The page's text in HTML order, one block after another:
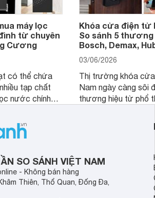
máy lọc
từ chuyên
Cương
có thể chứa
tạp chất
nước chính
nguồn nước
Khóa cửa điện tử
So sánh 5 thương
Bosch, Demax,
03/06/2026
Thị trường khóa
Nam ngày càng sôi
thương hiệu từ phổ
cửa điện tử hãng
sẽ so sánh 5
Demax, Hubert và
SO SÁNH VIỆT NAM
- Không bán hàng
Thiên, Thổ Quan, Đống Đa,